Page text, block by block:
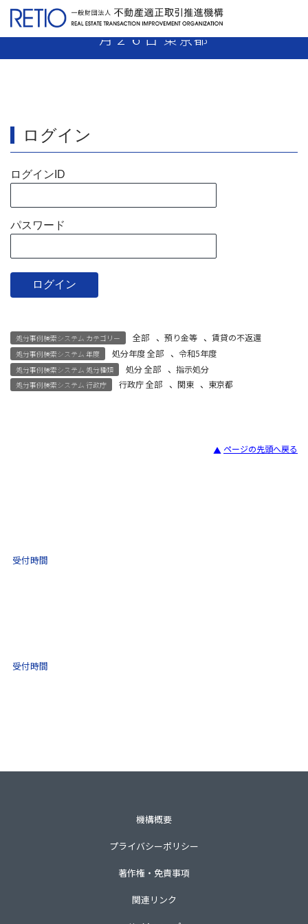
【5-02】媒介業者 指示処分 令和6年3
月２６日 東京都
ログイン
ログインID
パスワード
処分事例検索システム カテゴリー 全部 、 預り金等 、賃貸の不返還
処分事例検索システム 年度 処分年度 全部 、 令和5年度
処分事例検索システム 処分種類 処分 全部 、 指示処分
処分事例検索システム 行政庁 行政庁 全部 、 関東 、 東京都
ページの先頭へ戻る
受付時間
受付時間
機構概要
プライバシーポリシー
著作権・免責事項
関連リンク